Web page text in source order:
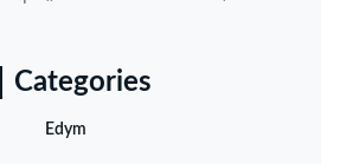
Categories
Edym